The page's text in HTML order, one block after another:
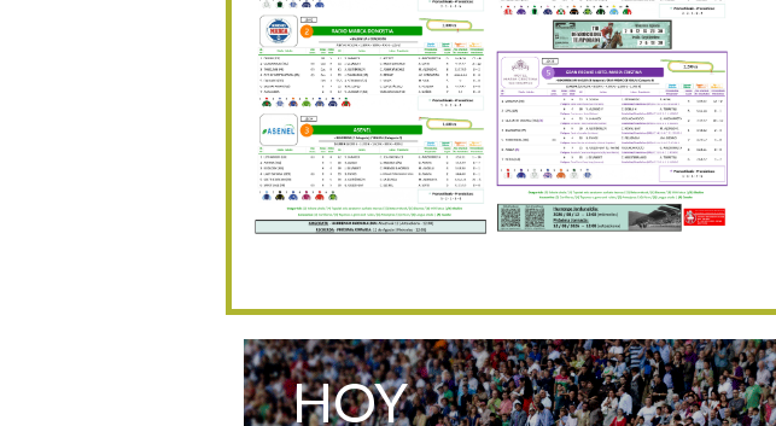
25/07 11:30
02/08 17:30
09/08 17:30
12/08 12:24
30/08 17:30
02/09 11:15
HOY